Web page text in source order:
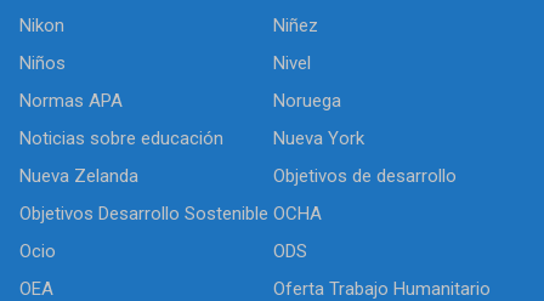
Nikon
Niñez
Niños
Nivel
Normas APA
Noruega
Noticias sobre educación
Nueva York
Nueva Zelanda
Objetivos de desarrollo
Objetivos Desarrollo Sostenible OCHA
Ocio
ODS
OEA
Oferta Trabajo Humanitario